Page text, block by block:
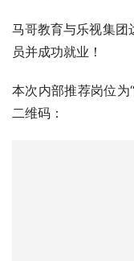
马哥教育与乐视集团
员并成功就业！
本次内部推荐岗位为
二维码：